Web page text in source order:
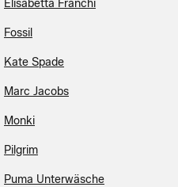
Elisabetta Franchi
Fossil
Kate Spade
Marc Jacobs
Monki
Pilgrim
Puma Unterwäsche